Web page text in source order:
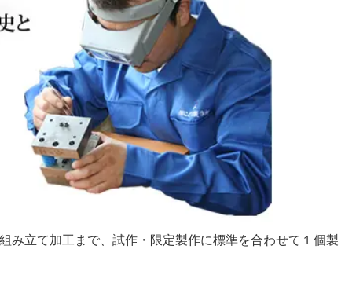
み立て加工まで、試作・限定製作に標準を合わせて１個製